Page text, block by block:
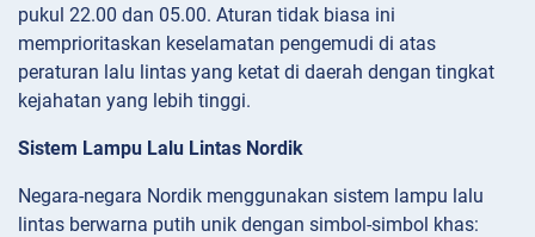
pukul 22.00 dan 05.00. Aturan tidak biasa ini
memprioritaskan keselamatan pengemudi di atas
peraturan lalu lintas yang ketat di daerah dengan tingkat
kejahatan yang lebih tinggi.
Sistem Lampu Lalu Lintas Nordik
Negara-negara Nordik menggunakan sistem lampu lalu
lintas berwarna putih unik dengan simbol-simbol khas: